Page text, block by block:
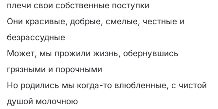
плечи свои собственные поступки
Они красивые, добрые, смелые, честные и
безрассудные
Может, мы прожили жизнь, обернувшись
грязными и порочными
Но родились мы когда-то влюбленные, с чистой
душой молочною